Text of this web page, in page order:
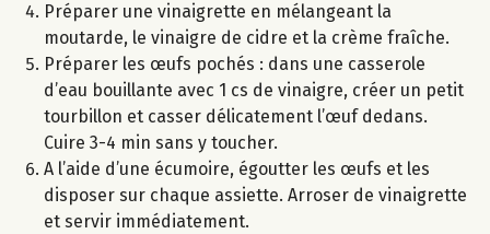
Préparer une vinaigrette en mélangeant la
moutarde, le vinaigre de cidre et la crème fraîche.
Préparer les œufs pochés : dans une casserole
d’eau bouillante avec 1 cs de vinaigre, créer un petit
tourbillon et casser délicatement l’œuf dedans.
Cuire 3-4 min sans y toucher.
A l’aide d’une écumoire, égoutter les œufs et les
disposer sur chaque assiette. Arroser de vinaigrette
et servir immédiatement.